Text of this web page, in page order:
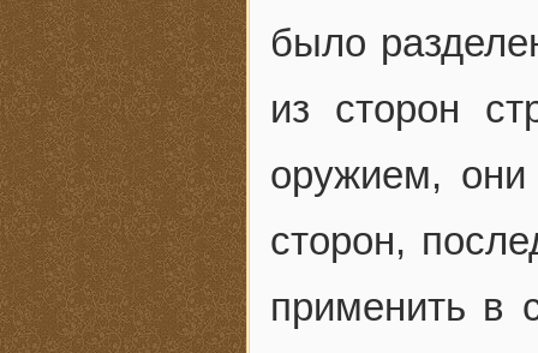
было
из сторон
оружием,
сторон,
применить в